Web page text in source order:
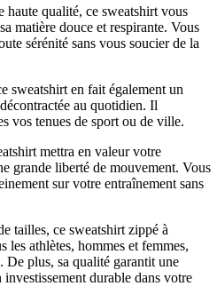
haute qualité, ce sweatshirt vous
matière douce et respirante. Vous
sérénité sans vous soucier de la
sweatshirt en fait également un
au quotidien. Il
vos tenues de sport ou de ville.
mettra en valeur votre
grande liberté de mouvement. Vous
sur votre entraînement sans
tailles, ce sweatshirt zippé à
les athlètes, hommes et femmes,
plus, sa qualité garantit une
durable dans votre